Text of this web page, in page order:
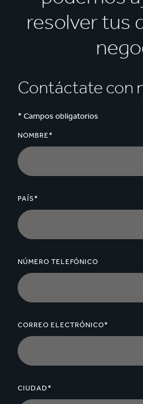
resolver tus
Contáctate con
* Campos obligatorios
NOMBRE*
PAÍS*
NÚMERO TELEFÓNICO
CORREO ELECTRÓNICO*
CIUDAD*